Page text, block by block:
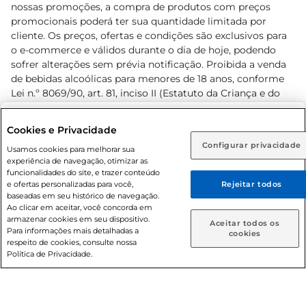
Rio de Janeiro (RJ) Goiás (GO)
Ou
Caso queira comprar online, informe como deseja receber
suas compras:
Entrega em casa Retire em Loja
nossas promoções, a compra de produtos com preços
promocionais poderá ter sua quantidade limitada por
cliente. Os preços, ofertas e condições são exclusivos para
o e-commerce e válidos durante o dia de hoje, podendo
sofrer alterações sem prévia notificação. Proibida a venda
de bebidas alcoólicas para menores de 18 anos, conforme
Lei n.º 8069/90, art. 81, inciso II (Estatuto da Criança e do
Adolescente). Preços e condições exclusivos para o
prévio. O valor mínimo para as compras on-line é de R$
80,00.
© 2026 Copyright. Todos os direitos
reservados Prezunic.
Cookies e Privacidade
Usamos cookies para melhorar sua
experiência de navegação, otimizar as
funcionalidades do site, e trazer conteúdo
e ofertas personalizadas para você,
baseadas em seu histórico de navegação.
Ao clicar em aceitar, você concorda em
armazenar cookies em seu dispositivo.
Para informações mais detalhadas a
respeito de cookies, consulte nossa
Política de Privacidade.
Configurar privacidade
Rejeitar todos
Aceitar todos os
cookies